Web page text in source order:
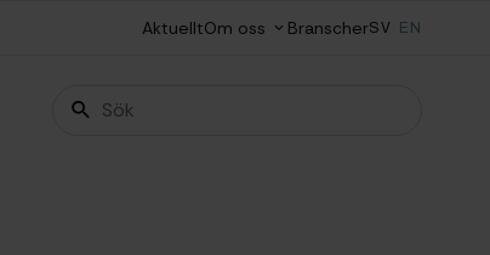
AktuelltOm oss BranscherSV EN